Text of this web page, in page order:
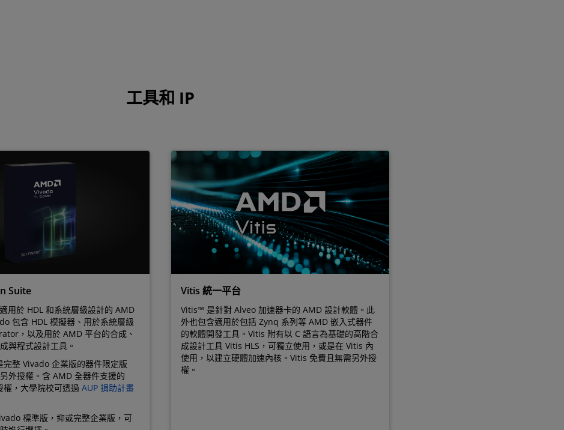
工具和 IP
Suite
用於 HDL 和系統層級設計的 AMD
包含 HDL 模擬器、用於系統層級
，以及用於 AMD 平台的合成、
與程式設計工具。
整 Vivado 企業版的器件限定版
外授權。含 AMD 全器件支援的
，大學院校可透過 AUP 捐助計畫
標準版，抑或完整企業版，可
Vitis 統一平台
Vitis™ 是針對 Alveo 加速器卡的 AMD 設計軟體。此
外也包含適用於包括 Zynq 系列等 AMD 嵌入式器件
的軟體開發工具。Vitis 附有以 C 語言為基礎的高階合
成設計工具 Vitis HLS，可獨立使用，或是在 Vitis 內
使用，以建立硬體加速內核。Vitis 免費且無需另外授
權。